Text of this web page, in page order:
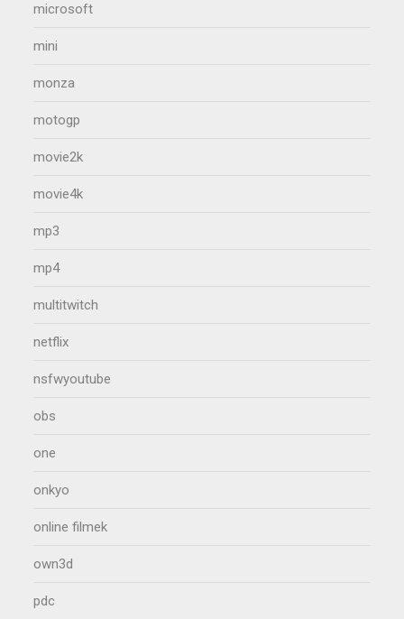
microsoft
mini
monza
motogp
movie2k
movie4k
mp3
mp4
multitwitch
netflix
nsfwyoutube
obs
one
onkyo
online filmek
own3d
pdc